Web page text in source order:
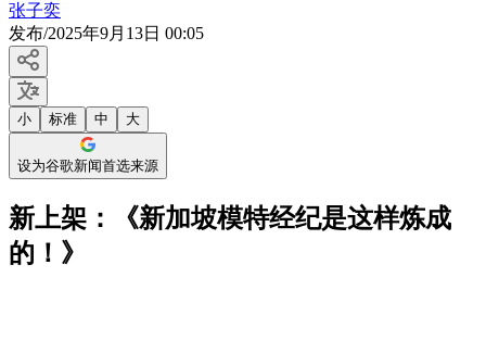
张子奕
发布/2025年9月13日 00:05
小 标准 中 大
设为谷歌新闻首选来源
新上架：《新加坡模特经纪是这样炼成
的！》